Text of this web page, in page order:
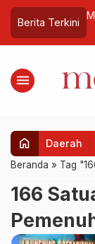
Berita Terkini
menu
home Daerah
Beranda » Tag
166